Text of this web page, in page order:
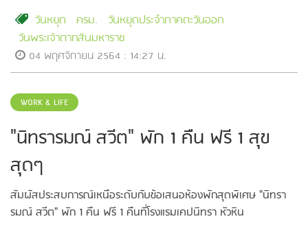
วันหยุด ครม.
วันหยุดประจำภาคตะวันออก
วันพระเจ้าตากสินมหาราช
04 พฤศจิกายน 2564 : 14:27 น.
WORK & LIFE
"นิทรารมณ์ สวีต" พัก 1 คืน ฟรี 1 สุข
สุดๆ
สัมผัสประสบการณ์เหนือระดับกับข้อเสนอห้องพักสุดพิเศษ "นิทรา
รมณ์ สวีต" พัก 1 คืน ฟรี 1 คืนที่โรงแรมเคปนิทรา หัวหิน